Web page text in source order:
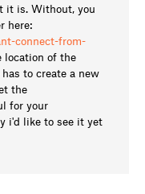
it is. Without, you
here:
connect-from-
location of the
to create a new
the
for your
i'd like to see it yet